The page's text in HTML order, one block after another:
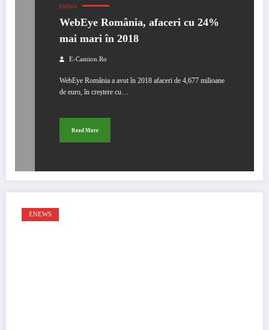
ENEWS
WebEye România, afaceri cu 24%
mai mari în 2018
E-Camion.ro
WebEye România a avut în 2018 afaceri de 4,677 milioane
de euro, în creștere cu…
Read More
ENEWS